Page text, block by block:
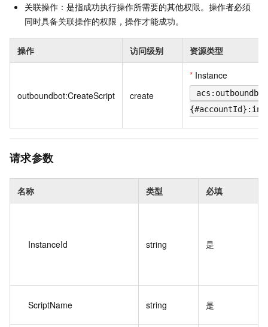
关联操作：是指成功执行操作所需要的其他权限。操作者必须
同时具备关联操作的权限，操作才能成功。
操作 访问级别 资源类型
outboundbot:CreateScript create
* Instance
请求参数
名称 类型 必填
InstanceId string 是
ScriptName string 是